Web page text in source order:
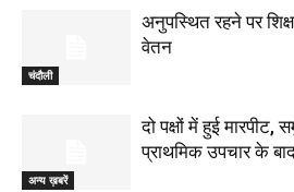
चंदौली
अनुपस्थित रहने पर
वेतन
अन्य ख़बरें
दो पक्षों में हुई
प्राथमिक उपचार के